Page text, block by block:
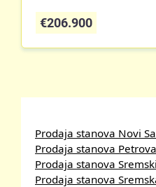
€206.900
Prodaja stanova Novi
Prodaja stanova
Prodaja stanova
Prodaja stanova